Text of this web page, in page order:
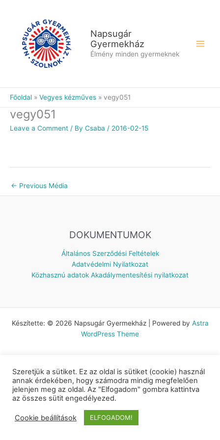
Napsugár
Gyermekház
Élmény minden gyermeknek
Főoldal Vegyes kézműves vegy051
vegy051
Leave a Comment / By Csaba / 2016-02-15
← Previous Média
DOKUMENTUMOK
Általános Szerződési Feltételek
Adatvédelmi Nyilatkozat
Közhasznú adatok Akadálymentesítési nyilatkozat
Készítette: © 2026 Napsugár Gyermekház | Powered by Astra
WordPress Theme
Szeretjük a sütiket. Ez az oldal is sütiket (cookie) használ
annak érdekében, hogy számodra mindig megfelelően
jelenjen meg az oldal. Az "Elfogadom" gombra kattintva
az összes sütit engedélyezed.
Cookie beállítások ELFOGADOM!